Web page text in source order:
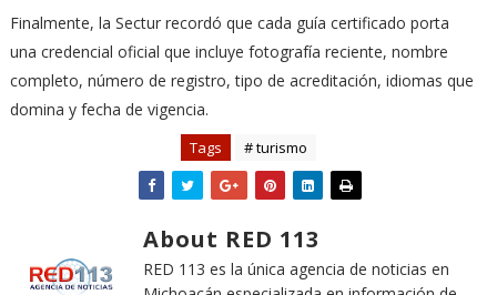
Finalmente, la Sectur recordó que cada guía certificado porta
una credencial oficial que incluye fotografía reciente, nombre
completo, número de registro, tipo de acreditación, idiomas que
domina y fecha de vigencia.
Tags # turismo
About RED 113
RED 113 es la única agencia de noticias en